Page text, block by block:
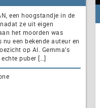
een hoogstandje in de
ze uit eigen
het moorden was
een bekende auteur en
op AI. Gemma’s
puber […]